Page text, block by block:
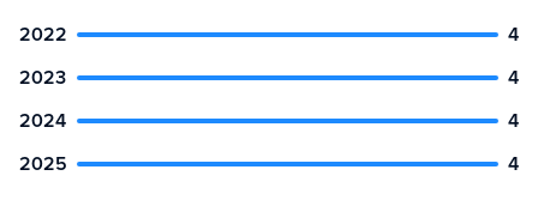
2022
4
2023
4
2024
4
2025
4